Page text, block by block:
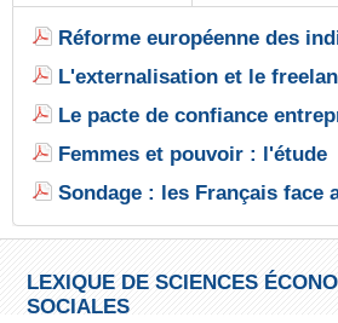
Réforme européenne des
L'externalisation et le
Le pacte de confiance
Femmes et pouvoir : l'étude
Sondage : les Français face
LEXIQUE DE SCIENCES
SOCIALES